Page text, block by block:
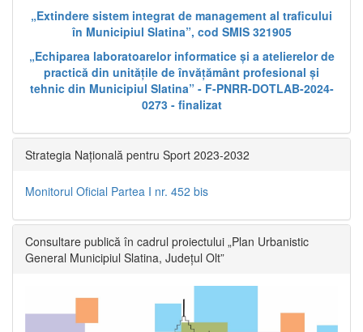
„Extindere sistem integrat de management al traficului
în Municipiul Slatina”, cod SMIS 321905
„Echiparea laboratoarelor informatice și a atelierelor de
practică din unitățile de învățământ profesional și
tehnic din Municipiul Slatina” - F-PNRR-DOTLAB-2024-
0273 - finalizat
Strategia Națională pentru Sport 2023-2032
Monitorul Oficial Partea I nr. 452 bis
Consultare publică în cadrul proiectului „Plan Urbanistic
General Municipiul Slatina, Județul Olt”